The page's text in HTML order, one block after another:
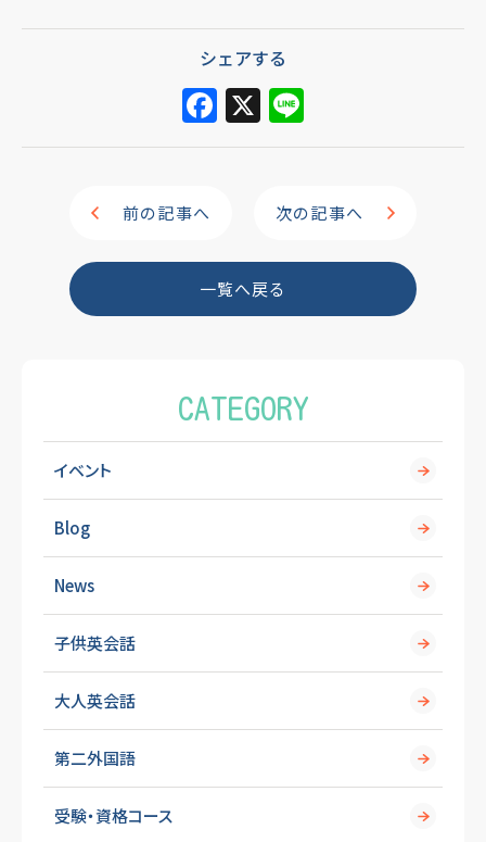
シェアする
F
a
o
o
X
n
前の記事へ 次の記事へ
一覧へ戻る
CATEGORY
イベント
Blog
News
子供英会話
大人英会話
第二外国語
受験・資格コース